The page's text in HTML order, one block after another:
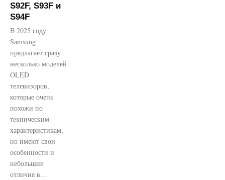
S92F, S93F и
S94F
В 2025 году
Samsung
предлагает сразу
несколько моделей
OLED
телевизоров,
которые очень
похожи по
техническим
характеристикам,
но имеют свои
особенности и
небольшие
отличия в...